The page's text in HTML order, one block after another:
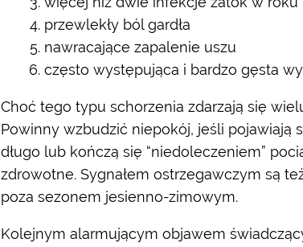
przewlekły ból gardła
nawracające zapalenie uszu
często występująca i bardzo gęsta
Choć tego typu schorzenia zdarzają się
Powinny wzbudzić niepokój, jeśli pojawiają
długo lub kończą się “niedoleczeniem”
zdrowotne. Sygnałem ostrzegawczym są
poza sezonem jesienno-zimowym.
Kolejnym alarmującym objawem